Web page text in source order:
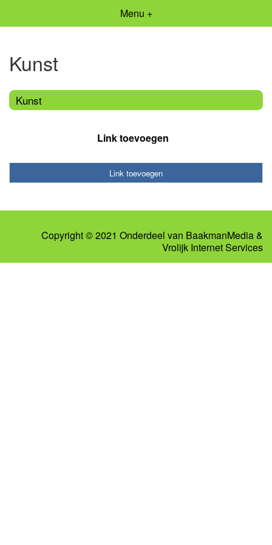
Menu +
Kunst
Kunst
Link toevoegen
Link toevoegen
Copyright © 2021 Onderdeel van BaakmanMedia&
Vrolijk Internet Services